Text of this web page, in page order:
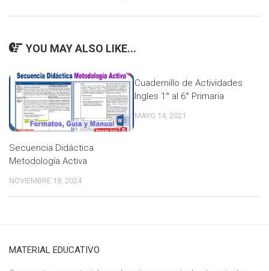
YOU MAY ALSO LIKE...
Secuencia Didáctica
Metodología Activa
NOVIEMBRE 18, 2024
Cuadernillo de Actividades
Ingles 1° al 6° Primaria
MAYO 14, 2021
MATERIAL EDUCATIVO